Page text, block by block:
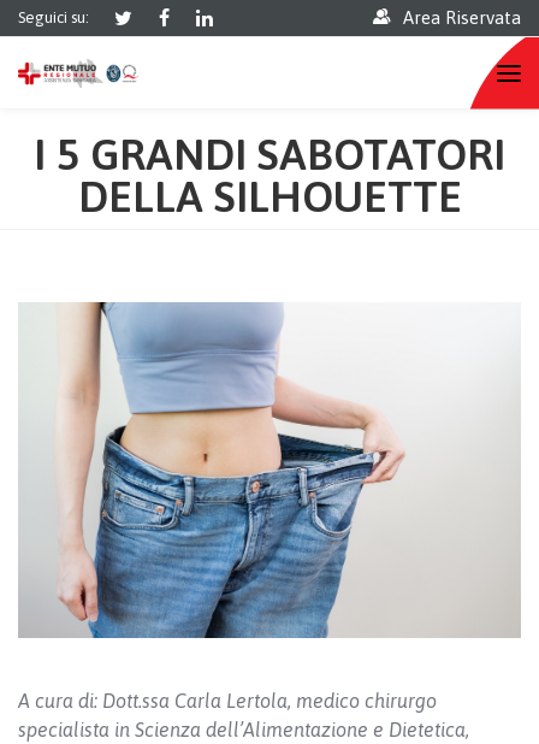
Seguici su: Area Riservata
I 5 GRANDI SABOTATORI
DELLA SILHOUETTE
A cura di: Dott.ssa Carla Lertola, medico chirurgo
specialista in Scienza dell’Alimentazione e Dietetica,